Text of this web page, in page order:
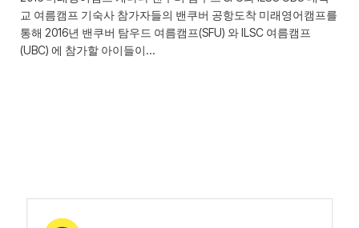
교 여름캠프 기숙사 참가자들의 밴쿠버 공항도착 미래영어캠프를
통해 2016년 밴쿠버 탐우드 여름캠프(SFU) 와 ILSC 여름캠프
(UBC) 에 참가할 아이들이…